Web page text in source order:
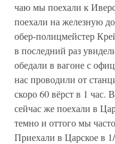
чаю мы поехали к
поехали на железную
обер-полицмейстер
в последний раз
обедали в вагоне с
нас проводили от
скоро 60 вёрст в 1
сейчас же поехали в
темно и оттого мы
Приехали в Царское в 1/